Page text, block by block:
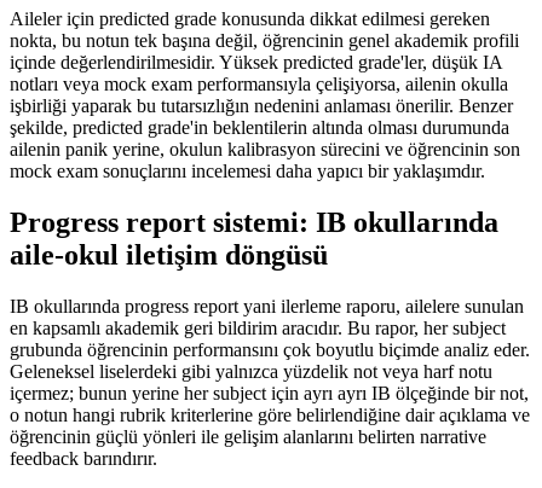
Aileler için predicted grade konusunda dikkat edilmesi gereken
nokta, bu notun tek başına değil, öğrencinin genel akademik profili
içinde değerlendirilmesidir. Yüksek predicted grade'ler, düşük IA
notları veya mock exam performansıyla çelişiyorsa, ailenin okulla
işbirliği yaparak bu tutarsızlığın nedenini anlaması önerilir. Benzer
şekilde, predicted grade'in beklentilerin altında olması durumunda
ailenin panik yerine, okulun kalibrasyon sürecini ve öğrencinin son
mock exam sonuçlarını incelemesi daha yapıcı bir yaklaşımdır.
Progress report sistemi: IB okullarında
aile-okul iletişim döngüsü
IB okullarında progress report yani ilerleme raporu, ailelere sunulan
en kapsamlı akademik geri bildirim aracıdır. Bu rapor, her subject
grubunda öğrencinin performansını çok boyutlu biçimde analiz eder.
Geleneksel liselerdeki gibi yalnızca yüzdelik not veya harf notu
içermez; bunun yerine her subject için ayrı ayrı IB ölçeğinde bir not,
o notun hangi rubrik kriterlerine göre belirlendiğine dair açıklama ve
öğrencinin güçlü yönleri ile gelişim alanlarını belirten narrative
feedback barındırır.